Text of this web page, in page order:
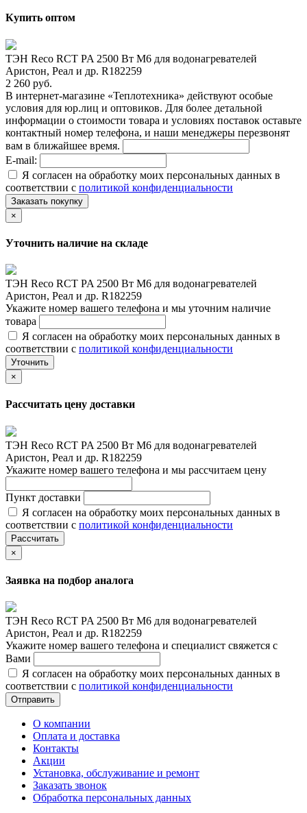
Купить оптом
ТЭН Reco RCT PA 2500 Вт M6 для водонагревателей
Аристон, Реал и др. R182259
2 260 руб.
В интернет-магазине «Теплотехника» действуют особые
условия для юр.лиц и оптовиков. Для более детальной
информации о стоимости товара и условиях поставок оставьте
контактный номер телефона, и наши менеджеры перезвонят
вам в ближайшее время.
E-mail:
Я согласен на обработку моих персональных данных в
соответствии с политикой конфиденциальности
Заказать покупку
×
Уточнить наличие на складе
ТЭН Reco RCT PA 2500 Вт M6 для водонагревателей
Аристон, Реал и др. R182259
Укажите номер вашего телефона и мы уточним наличие
товара
Я согласен на обработку моих персональных данных в
соответствии с политикой конфиденциальности
Уточнить
×
Рассчитать цену доставки
ТЭН Reco RCT PA 2500 Вт M6 для водонагревателей
Аристон, Реал и др. R182259
Укажите номер вашего телефона и мы рассчитаем цену
Пункт доставки
Я согласен на обработку моих персональных данных в
соответствии с политикой конфиденциальности
Рассчитать
×
Заявка на подбор аналога
ТЭН Reco RCT PA 2500 Вт M6 для водонагревателей
Аристон, Реал и др. R182259
Укажите номер вашего телефона и специалист свяжется с
Вами
Я согласен на обработку моих персональных данных в
соответствии с политикой конфиденциальности
Отправить
О компании
Оплата и доставка
Контакты
Акции
Установка, обслуживание и ремонт
Заказать звонок
Обработка персональных данных